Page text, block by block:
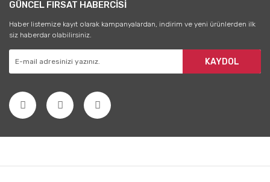
GÜNCEL FIRSAT HABERCİSİ
Haber listemize kayıt olarak kampanyalardan, indirim ve yeni ürünlerden ilk
siz haberdar olabilirsiniz.
KAYDOL